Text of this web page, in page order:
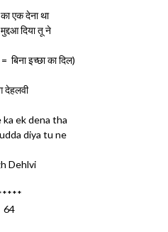
एक देना था
दिया तू ने
बिना इच्छा का दिल)
देहलवी
ka ek dena tha
diya tu ne
Dehlvi
64